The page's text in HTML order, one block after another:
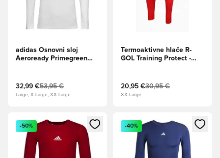
adidas Osnovni sloj
Aeroready Primegreen
32,99 €53,95 €
Large, X-Large, XX-Large
Termoaktivne hlače R-
GOL Training Protect -
20,95 €30,95 €
XX-Large
Odpre Modal za prijavo ali vpis kot član
-50%
Odpre Modal za prijavo ali
-40%